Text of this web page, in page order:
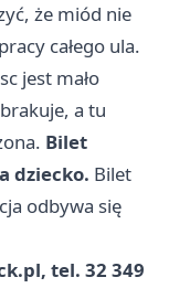
że miód nie
całego ula.
jest mało
a tu
Bilet
dziecko. Bilet
odbywa się
, tel. 32 349